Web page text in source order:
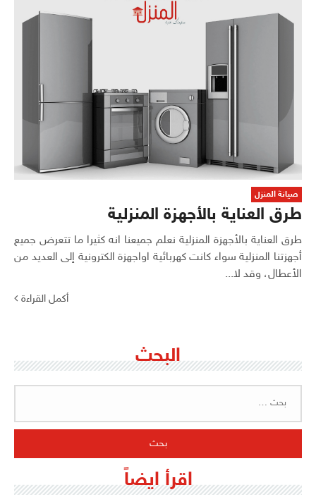
صيانة المنزل
طرق العناية بالأجهزة المنزلية
طرق العناية بالأجهزة المنزلية نعلم جميعنا انه كثيرا ما تتعرض جميع
أجهزتنا المنزلية سواء كانت كهربائية اواجهزة الكترونية إلى العديد من
الأعطال، وقد لا...
أكمل القراءة
البحث
اقرأ ايضاً